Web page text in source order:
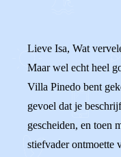
Lieve Isa, Wat
Maar wel echt heel
Villa Pinedo bent
gevoel dat je
gescheiden, en toen
stiefvader ontmoette